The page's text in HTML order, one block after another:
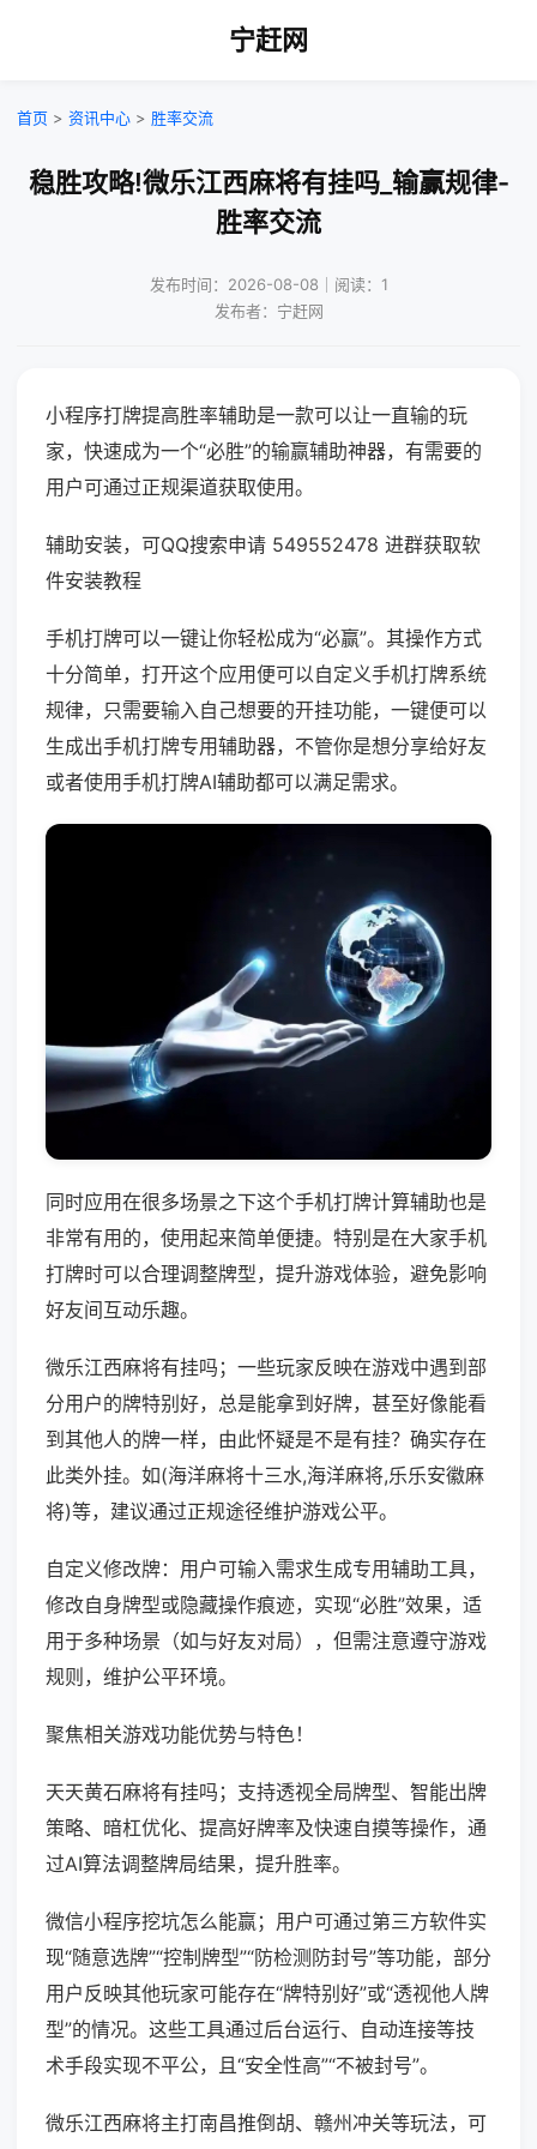
宁赶网
首页 > 资讯中心 > 胜率交流
稳胜攻略!微乐江西麻将有挂吗_输赢规律-
胜率交流
发布时间：2026-08-08｜阅读：1
发布者：宁赶网
小程序打牌提高胜率辅助是一款可以让一直输的玩
家，快速成为一个“必胜”的输赢辅助神器，有需要的
用户可通过正规渠道获取使用。
辅助安装，可QQ搜索申请 549552478 进群获取软
件安装教程
手机打牌可以一键让你轻松成为“必赢”。其操作方式
十分简单，打开这个应用便可以自定义手机打牌系统
规律，只需要输入自己想要的开挂功能，一键便可以
生成出手机打牌专用辅助器，不管你是想分享给好友
或者使用手机打牌AI辅助都可以满足需求。
同时应用在很多场景之下这个手机打牌计算辅助也是
非常有用的，使用起来简单便捷。特别是在大家手机
打牌时可以合理调整牌型，提升游戏体验，避免影响
好友间互动乐趣。
微乐江西麻将有挂吗；一些玩家反映在游戏中遇到部
分用户的牌特别好，总是能拿到好牌，甚至好像能看
到其他人的牌一样，由此怀疑是不是有挂？确实存在
此类外挂。如(海洋麻将十三水,海洋麻将,乐乐安徽麻
将)等，建议通过正规途径维护游戏公平。
自定义修改牌：用户可输入需求生成专用辅助工具，
修改自身牌型或隐藏操作痕迹，实现“必胜”效果，适
用于多种场景（如与好友对局），但需注意遵守游戏
规则，维护公平环境。
聚焦相关游戏功能优势与特色！
天天黄石麻将有挂吗；支持透视全局牌型、智能出牌
策略、暗杠优化、提高好牌率及快速自摸等操作，通
过AI算法调整牌局结果，提升胜率。
微信小程序挖坑怎么能赢；用户可通过第三方软件实
现“随意选牌”“控制牌型”“防检测防封号”等功能，部分
用户反映其他玩家可能存在“牌特别好”或“透视他人牌
型”的情况。这些工具通过后台运行、自动连接等技
术手段实现不平公，且“安全性高”“不被封号”。
微乐江西麻将主打南昌推倒胡、赣州冲关等玩法，可